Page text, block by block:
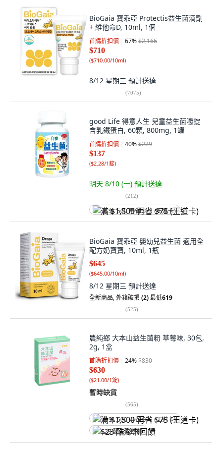
BioGaia 寶乖亞 Protectis益生菌滴劑
+ 維他命D, 10ml, 1個
首購折扣價 67%$2,166
$710
($710.00/10ml)
8/12 星期三 預計送達
(7075)
good Life 得意人生 兒童益生菌嚼錠
含乳鐵蛋白, 60顆, 800mg, 1罐
首購折扣價 40%$229
$137
($2.28/1錠)
明天 8/10 (一) 預計送達
(212)
满 $1,500 再省 $75 (王道卡)
BioGaia 寶乖亞 嬰幼兒益生菌 適用全
配方奶寶寶, 10ml, 1瓶
$645
($645.00/10ml)
8/12 星期三 預計送達
全新商品,外箱破損 (2)最低619
(525)
農純鄉 大本山益生菌粉 草莓味, 30包,
2g, 1盒
首購折扣價 24%$830
$630
($21.00/1錠)
暫時缺貨
(565)
满 $1,500 再省 $75 (王道卡)
$23 酷澎幣回饋